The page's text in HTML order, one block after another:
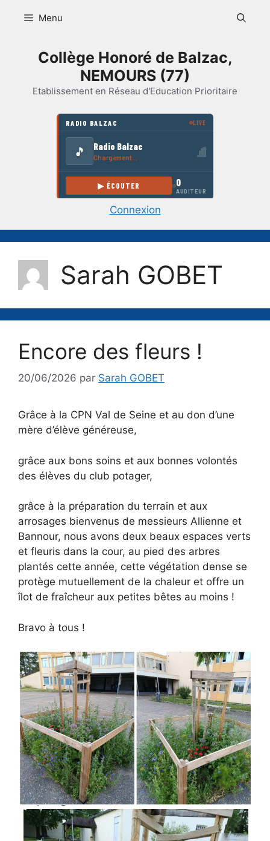
Menu
Collège Honoré de Balzac,
NEMOURS (77)
Etablissement en Réseau d'Education Prioritaire
Connexion
Sarah GOBET
Encore des fleurs !
20/06/2026 par Sarah GOBET
Grâce à la CPN Val de Seine et au don d’une
mère d’élève généreuse,
grâce aux bons soins et aux bonnes volontés
des élèves du club potager,
grâce à la préparation du terrain et aux
arrosages bienvenus de messieurs Allienne et
Bannour, nous avons deux beaux espaces verts
et fleuris dans la cour, au pied des arbres
plantés cette année, cette végétation dense se
protège mutuellement de la chaleur et offre un
îlot de fraîcheur aux petites bêtes au moins !
Bravo à tous !